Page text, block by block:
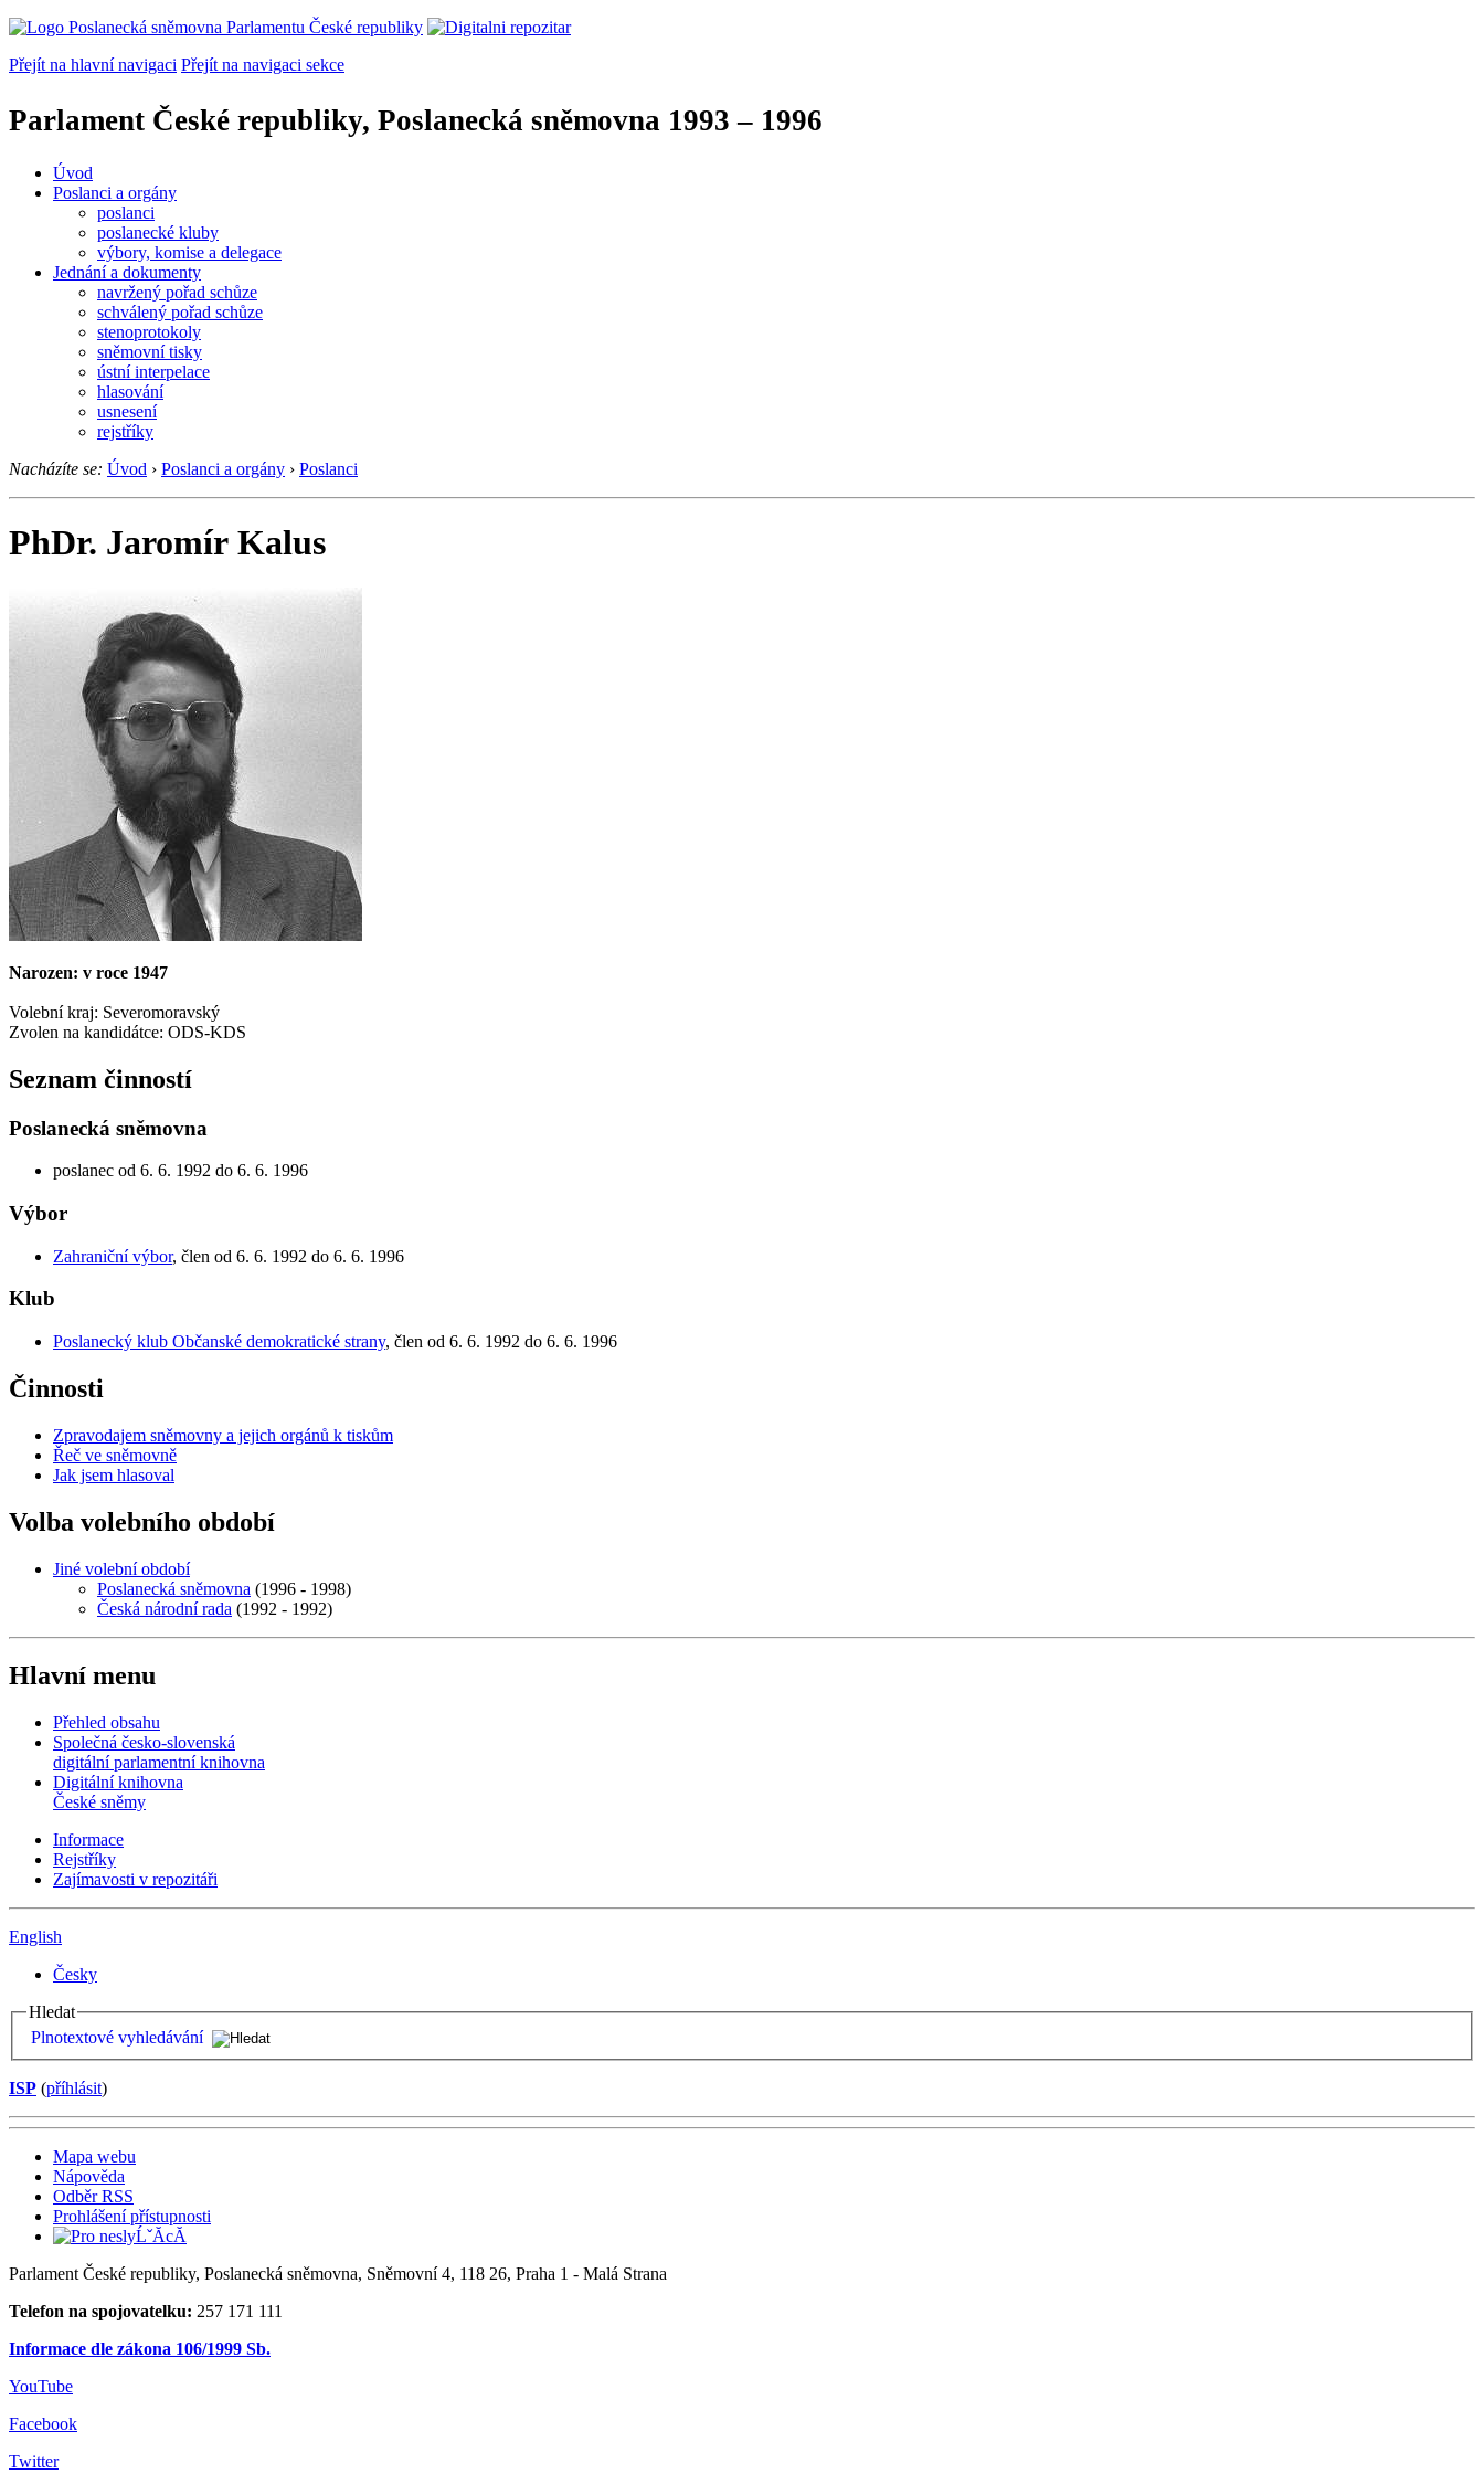
Přejít na hlavní navigaci Přejít na navigaci sekce
Parlament České republiky, Poslanecká sněmovna 1993 – 1996
Úvod
Poslanci a orgány
poslanci
poslanecké kluby
výbory, komise a delegace
Jednání a dokumenty
navržený pořad schůze
schválený pořad schůze
stenoprotokoly
sněmovní tisky
ústní interpelace
hlasování
usnesení
rejstříky
Nacházíte se: Úvod › Poslanci a orgány › Poslanci
PhDr. Jaromír Kalus
Narozen: v roce 1947
Volební kraj: Severomoravský
Zvolen na kandidátce: ODS-KDS
Seznam činností
Poslanecká sněmovna
poslanec od 6. 6. 1992 do 6. 6. 1996
Výbor
Zahraniční výbor, člen od 6. 6. 1992 do 6. 6. 1996
Klub
Poslanecký klub Občanské demokratické strany, člen od 6. 6. 1992 do 6. 6. 1996
Činnosti
Zpravodajem sněmovny a jejich orgánů k tiskům
Řeč ve sněmovně
Jak jsem hlasoval
Volba volebního období
Jiné volební období
Poslanecká sněmovna (1996 - 1998)
Česká národní rada (1992 - 1992)
Hlavní menu
Přehled obsahu
Společná česko-slovenská
digitální parlamentní knihovna
Digitální knihovna
České sněmy
Informace
Rejstříky
Zajímavosti v repozitáři
English
Česky
Hledat
Plnotextové vyhledávání
ISP (příhlásit)
Mapa webu
Nápověda
Odběr RSS
Prohlášení přístupnosti
Parlament České republiky, Poslanecká sněmovna, Sněmovní 4, 118 26, Praha 1 - Malá Strana
Telefon na spojovatelku: 257 171 111
Informace dle zákona 106/1999 Sb.
YouTube
Facebook
Twitter